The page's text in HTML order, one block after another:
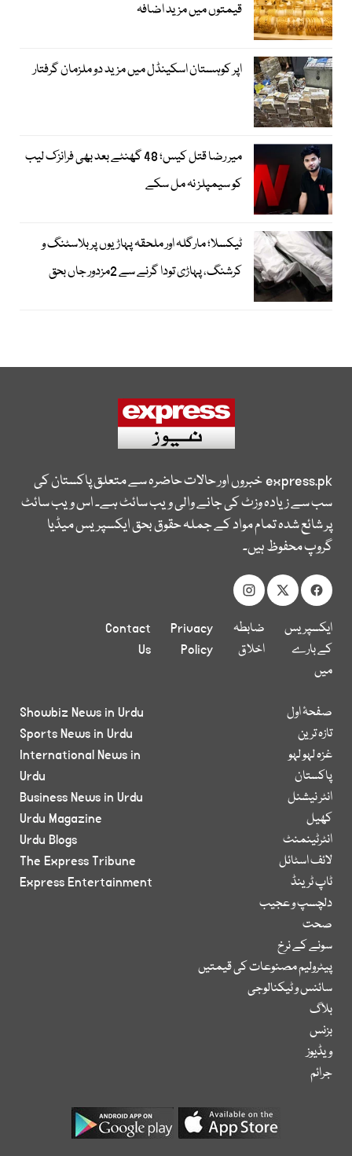
قیمتوں میں مزید اضافہ
اپر کوہستان اسکینڈل میں مزید دو ملزمان گرفتار
میر رضا قتل کیس؛ 48 گھنٹے بعد بھی فرانزک لیب
کو سیمپلز نہ مل سکے
ٹیکسلا؛ مارگلہ اور ملحقہ پہاڑیوں پر بلاسٹنگ و
کرشنگ، پہاڑی تودا گرنے سے 2مزدور جاں بحق
express.pkخبروں اور حالات حاضرہ سے متعلق پاکستان کی
سب سے زیادہ وزٹ کی جانے والی ویب سائٹ ہے۔ اس ویب سائٹ
پر شائع شدہ تمام مواد کے جملہ حقوق بحق ایکسپریس میڈیا
گروپ محفوظ ہیں۔
ایکسپریس
کے بارے
میں
ضابطہ
اخلاق
Privacy
Policy
Contact
Us
صفحۂ اول
تازہ ترین
غزہ لہو لہو
پاکستان
انٹر نیشنل
کھیل
انٹرٹینمنٹ
لائف اسٹائل
ٹاپ ٹرینڈ
دلچسپ و عجیب
صحت
سونے کے نرخ
پیٹرولیم مصنوعات کی قیمتیں
سائنس و ٹیکنالوجی
بلاگ
بزنس
ویڈیوز
جرائم
Showbiz News in Urdu
Sports News in Urdu
International News in
Urdu
Business News in Urdu
Urdu Magazine
Urdu Blogs
The Express Tribune
Express Entertainment